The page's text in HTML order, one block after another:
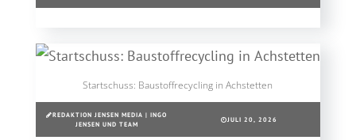
Startschuss: Baustoffrecycling in Achstetten
REDAKTION JENSEN MEDIA | INGO
JENSEN UND TEAM
JULI 20, 2026